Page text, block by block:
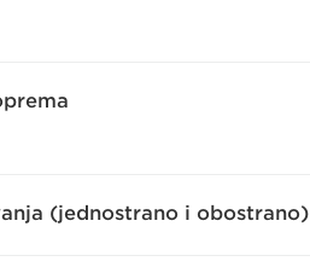
(jednostrano i obostrano)